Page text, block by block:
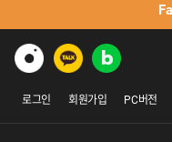
로그인 회원가입 PC버전